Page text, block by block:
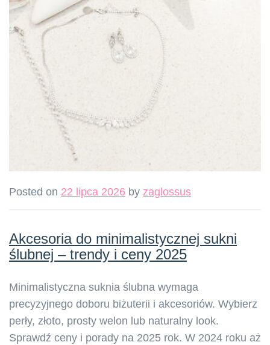
Posted on 22 lipca 2026 by zaglossus
Akcesoria do minimalistycznej sukni
ślubnej – trendy i ceny 2025
Minimalistyczna suknia ślubna wymaga
precyzyjnego doboru biżuterii i akcesoriów. Wybierz
perły, złoto, prosty welon lub naturalny look.
Sprawdź ceny i porady na 2025 rok. W 2024 roku aż